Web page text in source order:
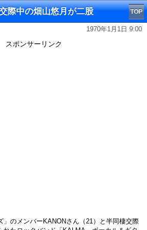
際中の畑山悠月が二股 TOP
1970年1月1日 9:00
スポンサーリンク
」のメンバーKANONさん（21）と半同棲交際